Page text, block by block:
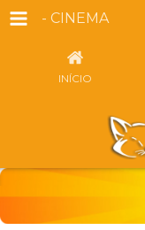
- CINEMA
INÍCIO